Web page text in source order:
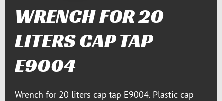
WRENCH FOR 20
LITERS CAP TAP
E9004
Wrench for 20 liters cap tap E9004. Plastic cap